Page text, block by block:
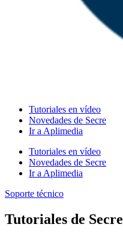
Tutoriales en vídeo
Novedades de Secre
Ir a Aplimedia
Tutoriales en vídeo
Novedades de Secre
Ir a Aplimedia
Soporte técnico
Tutoriales de Secre